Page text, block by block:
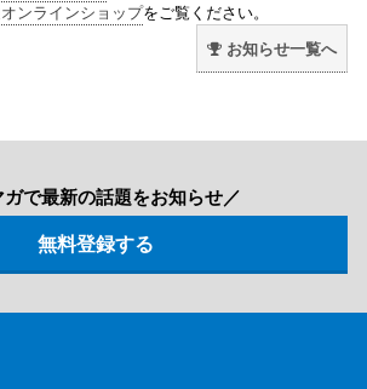
ンラインショップをご覧ください。
お知らせ一覧へ
ガで最新の話題をお知らせ／